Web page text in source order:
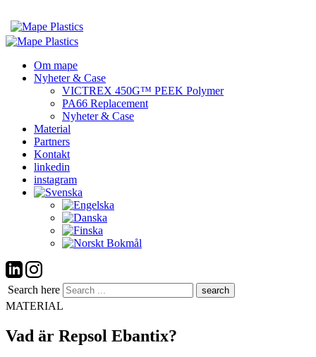
Om mape
Nyheter & Case
VICTREX 450G™ PEEK Polymer
PA66 Replacement
Nyheter & Case
Material
Partners
Kontakt
linkedin
instagram
Search here
MATERIAL
Vad är Repsol Ebantix?